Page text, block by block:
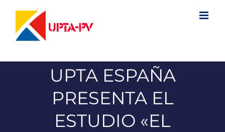
contenido
UPTA ESPAÑA
PRESENTA EL
ESTUDIO «EL